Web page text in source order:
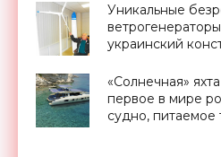
Уникальные
украинский
«Солнечная»
первое в мире
судно, питаемое